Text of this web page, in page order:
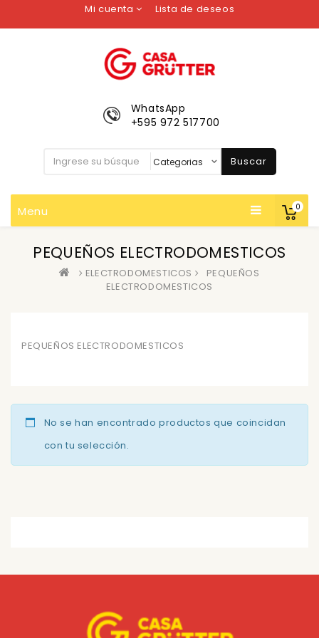
Mi cuenta Lista de deseos
0
WhatsApp
+595 972 517700
Buscar
Menu
PEQUEÑOS ELECTRODOMESTICOS
ELECTRODOMESTICOS
PEQUEÑOS
ELECTRODOMESTICOS
PEQUEÑOS ELECTRODOMESTICOS
No se han encontrado productos que coincidan
con tu selección.